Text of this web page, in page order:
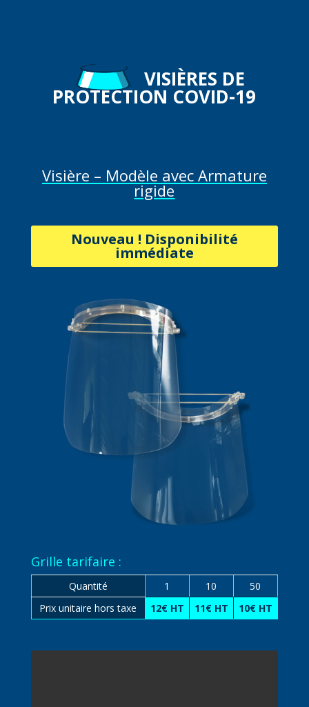
VISIÈRES DE
PROTECTION COVID-19
Visière – Modèle avec Armature
rigide
Nouveau ! Disponibilité
immédiate
Grille tarifaire :
Quantité 1 10
50
Prix unitaire hors taxe
12€ HT 11€ HT 10€ HT